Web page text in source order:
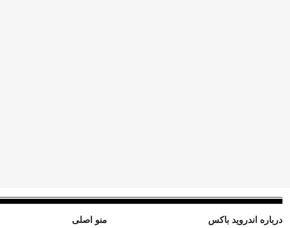
درباره اندروید باکس منو اصلی